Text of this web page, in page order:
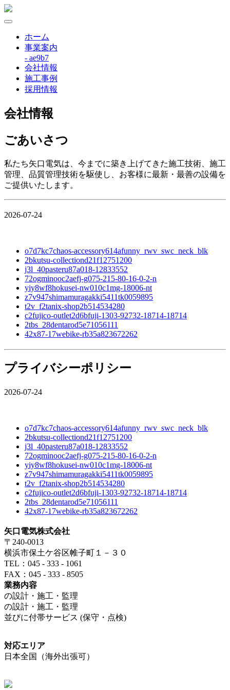
ホーム
事業案内
- ae9b7
会社情報
施工事例
採用情報
会社情報
ごあいさつ
私たち矢口電気は、今までに築き上げてきた施工技術、施工
管理、品質管理技術を駆使し、お客様に最新・最善の設備を
ご提供いたします。
2026-07-24
o7d7kc7chaos-accessory614afunny_rwv_swc_neck_blk
2bkutsu-collectiond21f12751200
j3l_40pasteru87a018-12833552
72ogminooc2aefj-g075-215-80-16-0-2-n
yiy8wf8hokusei-nw010c1mg-18006-nt
z7v947shimamuragakki5411tk0059895
t2v_f2tanix-shop2b514534280
c2fujico-outlet2d6bfuji-1303-92732-18714-18714
2tbs_28dentarod5e71056111
42x87-17webike-rb35a823672262
プライバシーポリシー
2026-07-24
o7d7kc7chaos-accessory614afunny_rwv_swc_neck_blk
2bkutsu-collectiond21f12751200
j3l_40pasteru87a018-12833552
72ogminooc2aefj-g075-215-80-16-0-2-n
yiy8wf8hokusei-nw010c1mg-18006-nt
z7v947shimamuragakki5411tk0059895
t2v_f2tanix-shop2b514534280
c2fujico-outlet2d6bfuji-1303-92732-18714-18714
2tbs_28dentarod5e71056111
42x87-17webike-rb35a823672262
矢口電気株式会社
〒240-0013
横浜市保土ケ谷区帷子町１－３０
TEL：045 - 333 - 1061
FAX：045 - 333 - 8505
業務内容
の設計・施工・監理
の設計・施工・監理
並びに付帯サービス (保守・点検)
対応エリア
日本全国（海外出張可）